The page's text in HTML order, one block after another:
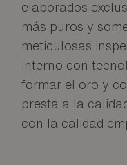
elaborados
más puros y
meticulosas
interno con
formar el oro y
presta a la
con la calidad